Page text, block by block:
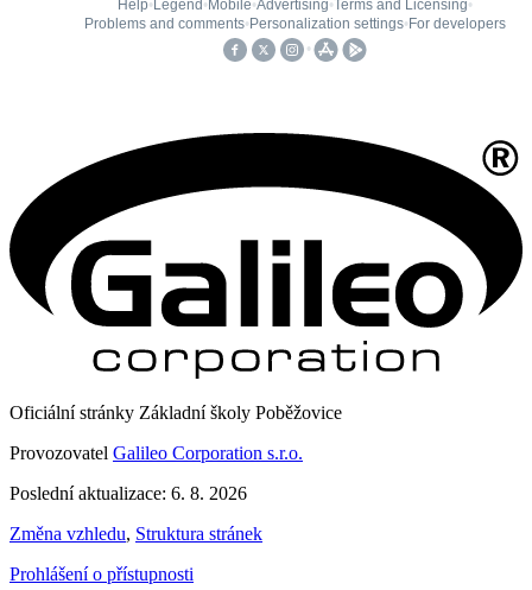
Oficiální stránky Základní školy Poběžovice
Provozovatel Galileo Corporation s.r.o.
Poslední aktualizace: 6. 8. 2026
Změna vzhledu, Struktura stránek
Prohlášení o přístupnosti